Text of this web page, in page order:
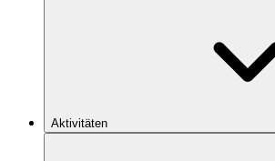
Aktivitäten